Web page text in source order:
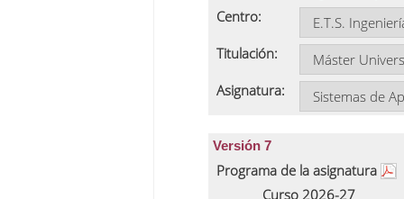
Centro:
Titulación:
Asignatura:
Versión 7
Programa de la asignatura
Curso 2026-27